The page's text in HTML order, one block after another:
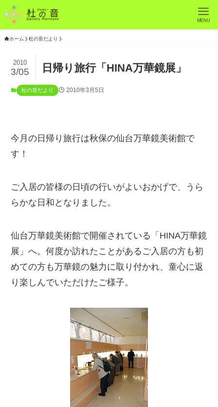
MENU
ホーム 杜の音だより
日帰り旅行「HINA万華鏡展」
2010
3/05
杜の音だより 2010年3月5日
今月の日帰り旅行は秋保の仙台万華鏡美術館で
す！
ご入居の皆様の日頃の行いがよいおかげで、うら
らかな日和となりました。
仙台万華鏡美術館で開催されている「HINA万華鏡
展」へ。何度か訪れたことがあるご入居の方も初
めての方も万華鏡の魅力に取り付かれ、童心に返
り楽しんでいただけたご様子。